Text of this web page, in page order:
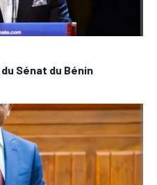
Sénat du Bénin